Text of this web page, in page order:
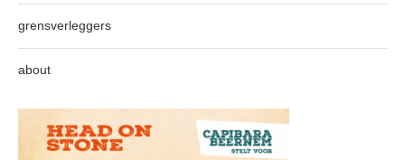
grensverleggers
about